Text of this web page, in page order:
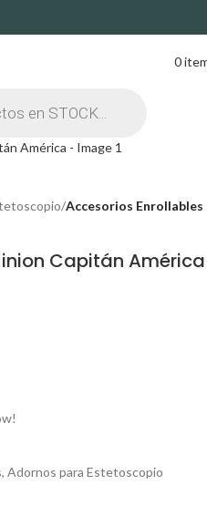
0
Accesorios Enrollables
Capitán América
, Adornos para Estetoscopio